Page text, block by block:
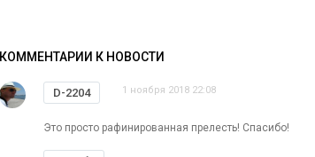
КОММЕНТАРИИ К НОВОСТИ
D-2204 1 ноября 2018 22:08
Это просто рафинированная прелесть! Спасибо!